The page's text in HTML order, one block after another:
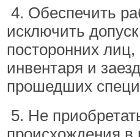
4. Обеспечить
исключить
посторонних лиц,
инвентаря и
прошедших
5. Не